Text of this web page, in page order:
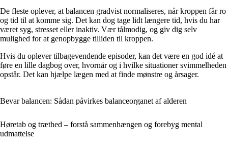
De fleste oplever, at balancen gradvist normaliseres, når kroppen får ro
og tid til at komme sig. Det kan dog tage lidt længere tid, hvis du har
været syg, stresset eller inaktiv. Vær tålmodig, og giv dig selv
mulighed for at genopbygge tilliden til kroppen.
Hvis du oplever tilbagevendende episoder, kan det være en god idé at
føre en lille dagbog over, hvornår og i hvilke situationer svimmelheden
opstår. Det kan hjælpe lægen med at finde mønstre og årsager.
Bevar balancen: Sådan påvirkes balanceorganet af alderen
Høretab og træthed – forstå sammenhængen og forebyg mental
udmattelse